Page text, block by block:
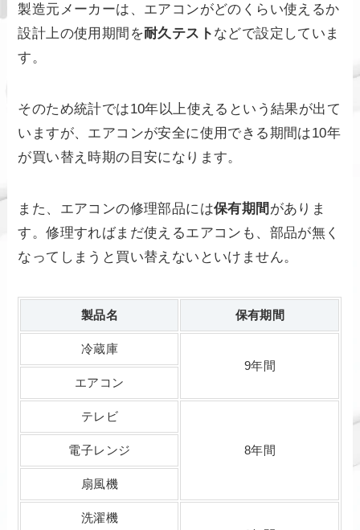
製造元メーカーは、エアコンがどのくらい使えるか
設計上の使用期間を耐久テスト などで設定していま
す。
そのため統計では10年以上使えるという結果が出て
いますが、エアコンが安全に使用できる期間は10年
が買い替え時期の目安になります。
また、エアコンの修理部品には保有期間 がありま
す。修理すればまだ使えるエアコンも、部品が無く
なってしまうと買い替えないといけません。
製品名 保有期間
冷蔵庫
9年間
エアコン
テレビ
8年間
電子レンジ
扇風機
洗濯機